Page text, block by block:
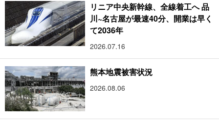
リニア中央新幹線、全線着工へ 品
川~名古屋が最速40分、開業は早く
て2036年
2026.07.16
熊本地震被害状況
2026.08.06